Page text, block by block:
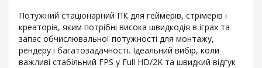
Потужний стаціонарний ПК для геймерів, стрімерів і
креаторів, яким потрібні висока швидкодія в іграх та
запас обчислювальної потужності для монтажу,
рендеру і багатозадачності. Ідеальний вибір, коли
важливі стабільний FPS у Full HD/2K та швидкий відгук